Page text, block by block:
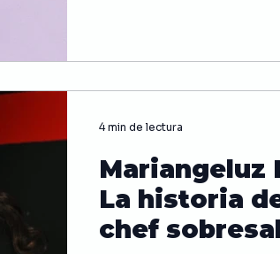
Mariangeluz
La historia
chef
4 min de lectura